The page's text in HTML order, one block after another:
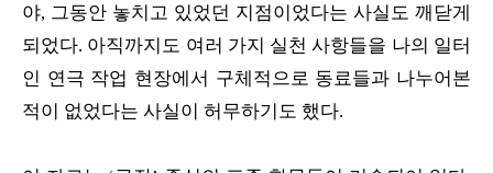
야, 그동안 놓치고 있었던 지점이었다는 사실도 깨닫게
되었다. 아직까지도 여러 가지 실천 사항들을 나의 일터
인 연극 작업 현장에서 구체적으로 동료들과 나누어본
적이 없었다는 사실이 허무하기도 했다.